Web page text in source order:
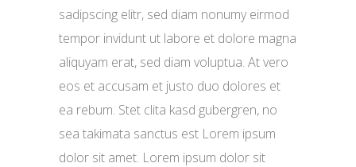
sadipscing elitr, sed diam nonumy eirmod
tempor invidunt ut labore et dolore magna
aliquyam erat, sed diam voluptua. At vero
eos et accusam et justo duo dolores et
ea rebum. Stet clita kasd gubergren, no
sea takimata sanctus est Lorem ipsum
dolor sit amet. Lorem ipsum dolor sit